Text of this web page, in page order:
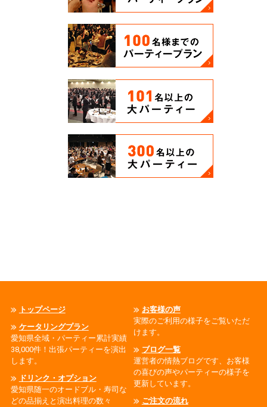
トップページ
ケータリングプラン
愛知県全域・パーティー累計実績
38,000件！出張パーティーを演出
します。
ドリンク・オプション
愛知県随一のオードブル・寿司な
どの品揃えと演出料理の数々
お客様の声
実際のご利用の様子をご覧いただ
けます。
ブログ一覧
運営者の情熱ブログです、お客様
の喜びの声やパーティーの様子を
更新しています。
ご注文の流れ